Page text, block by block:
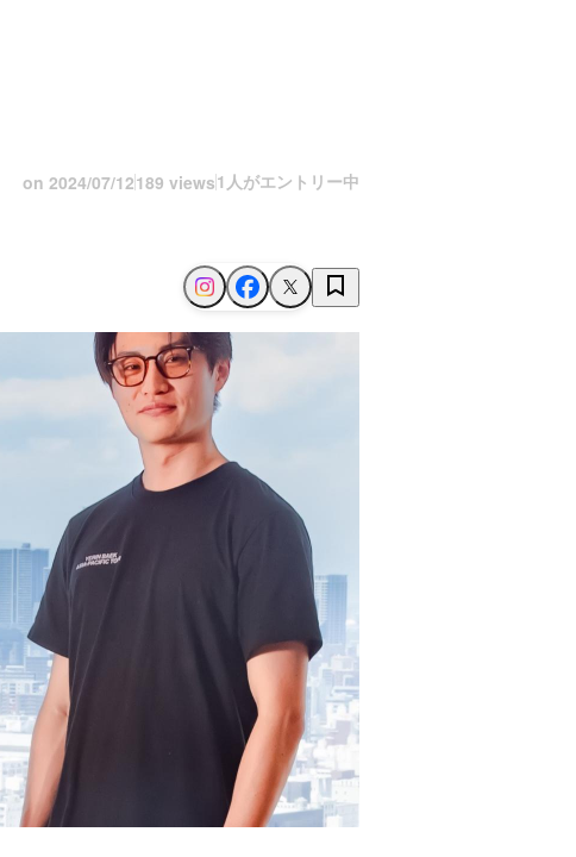
on 2024/07/12189 views1人がエントリー中